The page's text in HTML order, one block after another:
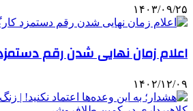
۱۴۰۳/۰۹/۲۵
اعلام زمان نهایی شدن رقم
۱۴۰۲/۱۲/۰۹